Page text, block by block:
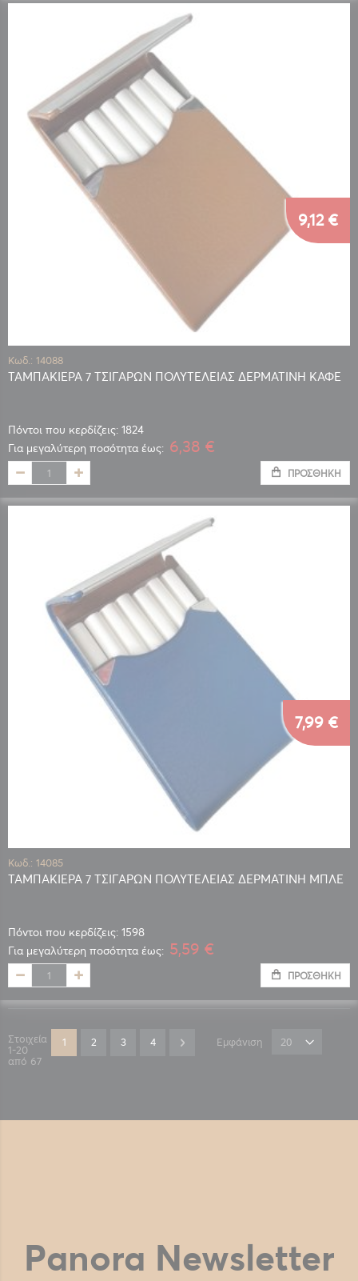
Κωδ.: 14088
ΤΑΜΠΑΚΙΕΡΑ 7 ΤΣΙΓΑΡΩΝ ΠΟΛΥΤΕΛΕΙΑΣ ΔΕΡΜΑΤΙΝΗ ΚΑΦΕ
Πόντοι που κερδίζεις: 1824
9,12 €
Για μεγαλύτερη ποσότητα έως: 6,38 €
ΠΡΟΣΘΉΚΗ
Κωδ.: 14085
ΤΑΜΠΑΚΙΕΡΑ 7 ΤΣΙΓΑΡΩΝ ΠΟΛΥΤΕΛΕΙΑΣ ΔΕΡΜΑΤΙΝΗ ΜΠΛΕ
Πόντοι που κερδίζεις: 1598
7,99 €
Για μεγαλύτερη ποσότητα έως: 5,59 €
ΠΡΟΣΘΉΚΗ
Στοιχεία
1-20
από 67
Διαβάζετε αυτή τη στιγμή τη σελίδα
1 Σελίδα
2 Σελίδα
3 Σελίδα
4 Σελίδα
ΕπόμενοΕμφάνιση
Panora Newsletter